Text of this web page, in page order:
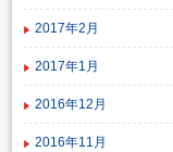
2017年2月
2017年1月
2016年12月
2016年11月